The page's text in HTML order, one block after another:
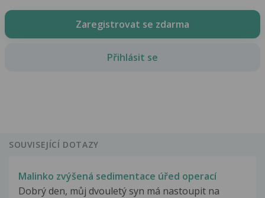
Zaregistrovat se zdarma
Přihlásit se
SOUVISEJÍCÍ DOTAZY
Malinko zvýšená sedimentace úřed operací
Dobrý den, můj dvouletý syn má nastoupit na